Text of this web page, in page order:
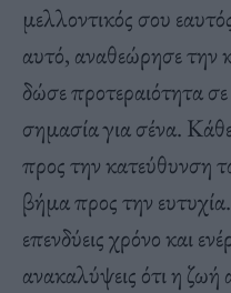
μελλοντικός σου
αυτό, αναθεώρησε την
δώσε προτεραιότητα
σημασία για σένα.
προς την κατεύθυνση
βήμα προς την
επενδύεις χρόνο και
ανακαλύψεις ότι η